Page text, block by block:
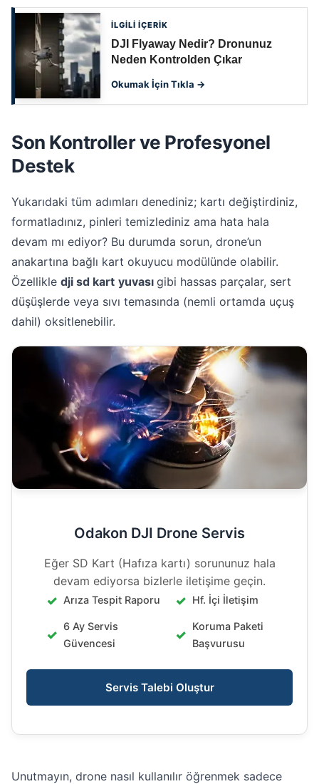
İLGİLİ İÇERİK
DJI Flyaway Nedir? Dronunuz
Neden Kontrolden Çıkar
Okumak İçin Tıkla →
Son Kontroller ve Profesyonel
Destek
Yukarıdaki tüm adımları denediniz; kartı değiştirdiniz,
formatladınız, pinleri temizlediniz ama hata hala
devam mı ediyor? Bu durumda sorun, drone’un
anakartına bağlı kart okuyucu modülünde olabilir.
Özellikle dji sd kart yuvası gibi hassas parçalar, sert
düşüşlerde veya sıvı temasında (nemli ortamda uçuş
dahil) oksitlenebilir.
Odakon DJI Drone Servis
Eğer SD Kart (Hafıza kartı) sorununuz hala
devam ediyorsa bizlerle iletişime geçin.
Arıza Tespit Raporu Hf. İçi İletişim
6 Ay Servis
Güvencesi
Koruma Paketi
Başvurusu
Servis Talebi Oluştur
Unutmayın, drone nasıl kullanılır öğrenmek sadece